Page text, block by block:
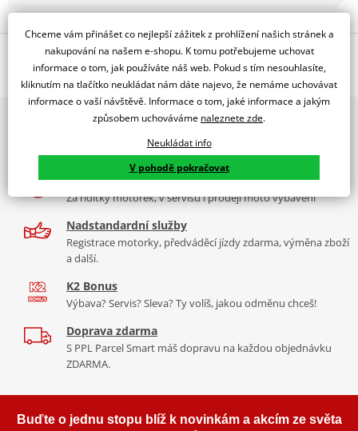
Popis a parametry
Jsme autorizovaný
dealer značky EK + SUPERSPROX
Řetězová sada - Řetěz EK, řada ZVX3, ve zlaté barvě, těsněný NX-
kroužkem. Ocelové kolečko a rozeta SUPERSPROX.
Řetěz 525 ZVX3
trhem je tenhle nejtužší, nejlehčí řetěz, zároveň s nejkvalitnějším
těsněním (NX kroužek). Tudíž i nejdéle vydrží. Jako jediný má navíc
Yamaha MT 10.
To nejlepší, co si můžete koupit na trhu. Je nejpevnější, nejtužší,
nejdéle vydrží, a je i většinou nejlehčí (vždy se trochu liší vlastnosti
2x multibrand showroom
9 značek motocyklů, servis, oblečení, doplňky i náhradní
díly, to vše v Praze a Liberci
Více než 30 let zkušeností
Za řídítky motorek, v servisu i prodeji moto vybavení
Nadstandardní služby
Registrace motorky, předváděcí jízdy zdarma, výměna zboží
a další.
K2 Bonus
Výbava? Servis? Sleva? Ty volíš, jakou odměnu chceš!
Doprava zdarma
S PPL Parcel Smart máš dopravu na každou objednávku
ZDARMA.
Buďte o jednu stopu blíž k novinkám a akcím ze světa
Chceme vám přinášet co nejlepší zážitek z prohlížení našich stránek a
nakupování na našem e-shopu. K tomu potřebujeme uchovat
informace o tom, jak používáte náš web. Pokud s tím nesouhlasíte,
kliknutím na tlačítko neukládat nám dáte najevo, že nemáme uchovávat
informace o vaší návštěvě. Informace o tom, jaké informace a jakým
způsobem uchováváme naleznete zde.
Neukládat info
V pohodě pokračovat